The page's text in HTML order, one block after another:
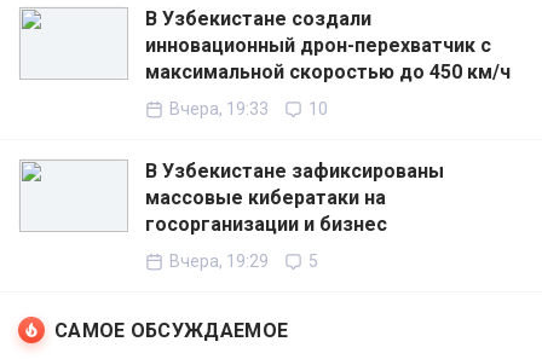
В Узбекистане создали
инновационный дрон-перехватчик с
максимальной скоростью до 450 км/ч
Вчера, 19:33 10
В Узбекистане зафиксированы
массовые кибератаки на
госорганизации и бизнес
Вчера, 19:29 5
САМОЕ ОБСУЖДАЕМОЕ